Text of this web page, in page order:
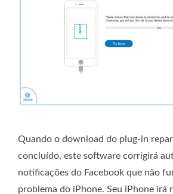
Quando o download do plug-in
concluído, este software corrigirá
notificações do Facebook que não
problema do iPhone. Seu iPhone irá